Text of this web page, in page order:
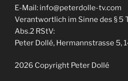
E-Mail: info@peterdolle-tv.com
Verantwortlich im Sinne des § 5
Abs.2 RStV:
Peter Dollé, Hermannstrasse 5,
2026 Copyright Peter Dollé